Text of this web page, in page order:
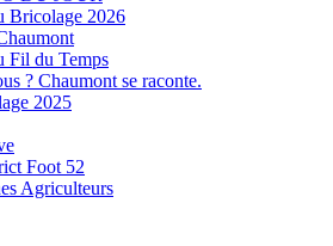
Bricolage 2026
Fil du Temps
? Chaumont se raconte.
2025
Foot 52
Agriculteurs